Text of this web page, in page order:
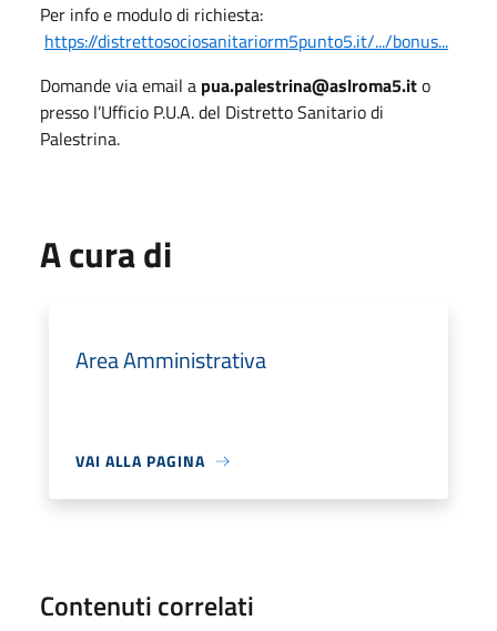
Per info e modulo di richiesta:
https://distrettosociosanitariorm5punto5.it/.../bonus...
Domande via email a pua.palestrina@aslroma5.ito
presso l’Ufficio P.U.A. del Distretto Sanitario di
Palestrina.
A cura di
Area Amministrativa
VAI ALLA PAGINA
Contenuti correlati